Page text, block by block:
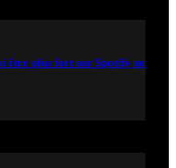
être plus fort sur Spotify ne